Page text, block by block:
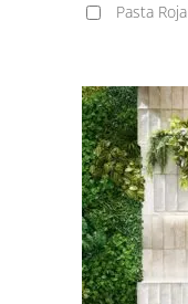
Pasta Roja